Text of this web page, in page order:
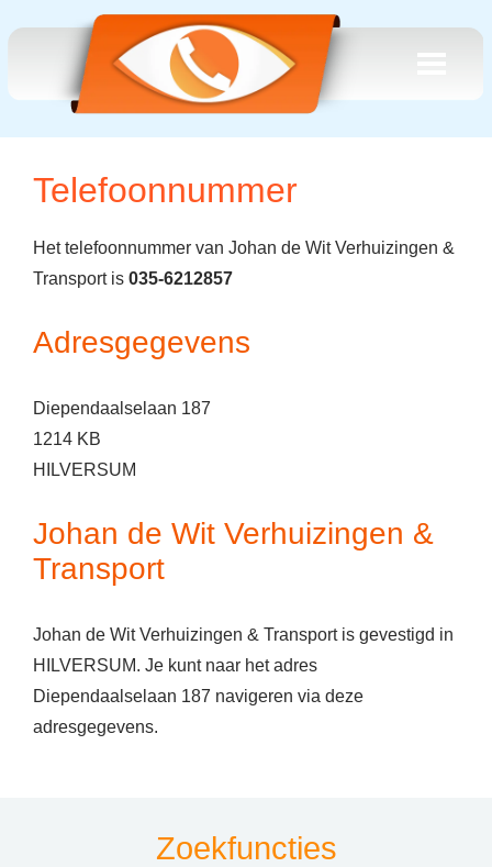
Telefoonnummer
Het telefoonnummer van Johan de Wit Verhuizingen &
Transport is 035-6212857
Adresgegevens
Diependaalselaan 187
1214 KB
HILVERSUM
Johan de Wit Verhuizingen &
Transport
Johan de Wit Verhuizingen & Transport is gevestigd in
HILVERSUM. Je kunt naar het adres
Diependaalselaan 187 navigeren via deze
adresgegevens.
Zoekfuncties